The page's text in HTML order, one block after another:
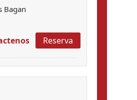
Bagan
Reserva